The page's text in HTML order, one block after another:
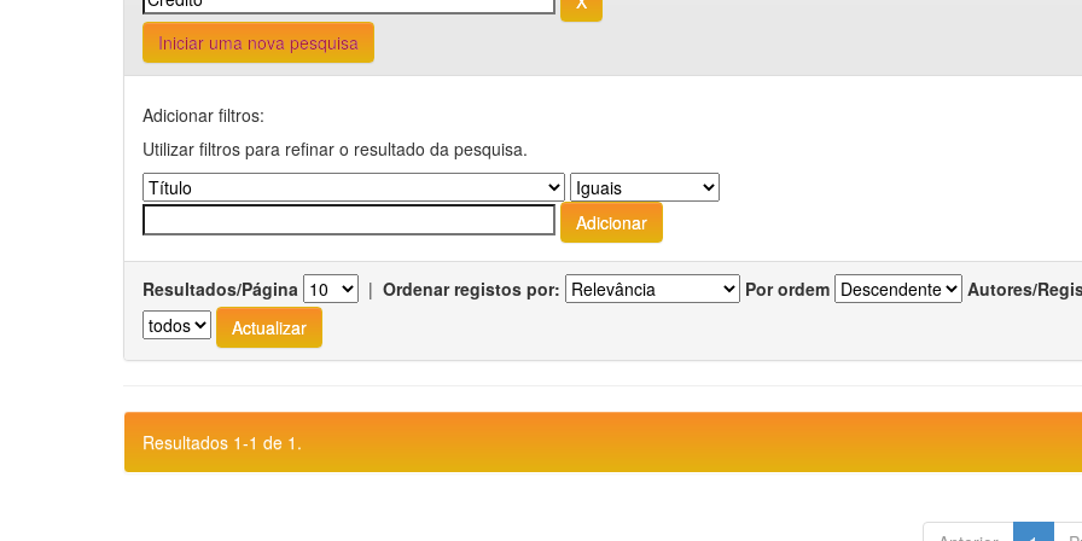
Iniciar uma nova pesquisa
Adicionar filtros:
Utilizar filtros para refinar o resultado da pesquisa.
Resultados/Página | Ordenar registos por: Por ordem Autores/
Resultados 1-1 de 1.